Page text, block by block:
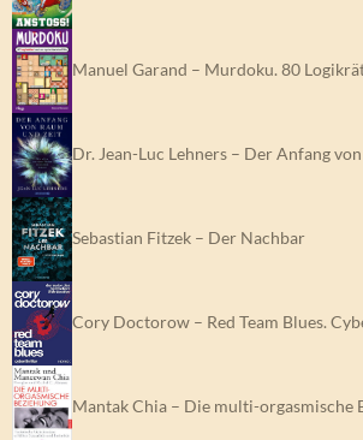
Manuel Garand – Murdoku. 80
Dr. Jean-Luc Lehners – Der Anfang
Sebastian Fitzek – Der Nachbar
Cory Doctorow – Red Team Blues.
Mantak Chia – Die multi-orgasmische